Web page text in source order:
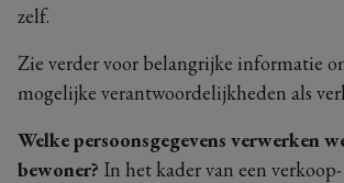
zelf.
Zie verder voor belangrijke informatie
mogelijke verantwoordelijkheden als
Welke persoonsgegevens verwerken
bewoner? In het kader van een